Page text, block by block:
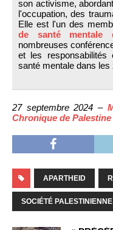
son activisme,
l'occupation, des
Elle est l'un des
de santé mentale
nombreuses
et les responsabilités
santé mentale dans les
27 septembre 2024 –
Chronique de Palestine
APARTHEID
SOCIÉTÉ PALESTINIENNE